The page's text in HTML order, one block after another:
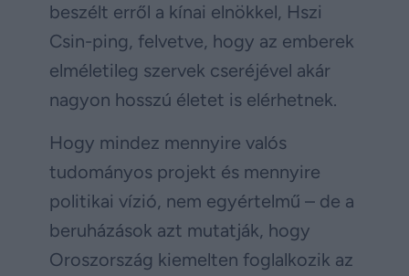
beszélt erről a kínai elnökkel, Hszi
Csin-ping, felvetve, hogy az emberek
elméletileg szervek cseréjével akár
nagyon hosszú életet is elérhetnek.
Hogy mindez mennyire valós
tudományos projekt és mennyire
politikai vízió, nem egyértelmű – de a
beruházások azt mutatják, hogy
Oroszország kiemelten foglalkozik az